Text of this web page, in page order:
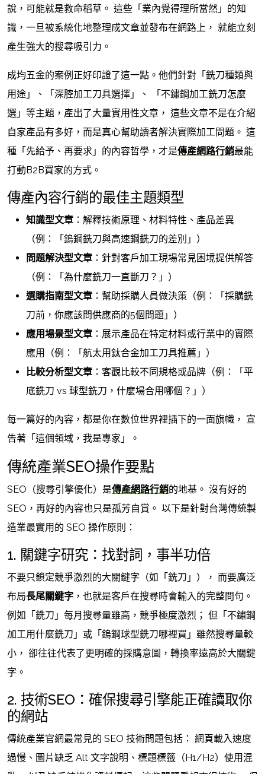
說，可能就是救命稻草。 這些「業內覺得理所當然」的知
識，一旦被系統化地整理成文章並發布在網路上， 就能立刻
產生強大的搜尋吸引力。
成均五金的案例正好印證了這一點。他們針對「銑刀種類與
用途」、「深腔加工刀具選擇」、 「不鏽鋼加工銑刀怎麼
選」等主題，產出了大量實用性文章， 這些文章不是在介紹
自家產品有多好，而是真心幫助讀者解決實際加工問題。 這
種「先給予、再要求」的內容哲學，才是傳產網路行銷最能
打動B2B買家的方式。
傳產內容行銷的最佳主題類型
知識型文章 ：解釋技術原理、材料特性、產品差異
（例：「鎢鋼銑刀與高速鋼銑刀的差別」）
問題解決型文章 ：針對客戶加工現場常見困境提供解答
（例：「為什麼銑刀一直斷刀？」）
選購指南型文章 ：幫助採購人員做決策（例：「採購銑
刀前，你應該問供應商的5個問題」）
應用場景型文章 ：展示產品在特定材料或行業中的實際
應用（例：「航太用鈦合金加工刀具推薦」）
比較分析型文章 ：客觀比較不同規格或品牌（例：「平
底銑刀 vs 球型銑刀，什麼場合用哪個？」）
每一篇好的內容，都是你在數位世界裡插下的一面旗幟， 宣
告著「這個領域，我是專家」。
傳統產業SEO操作要點
SEO（搜尋引擎優化）是傳產網路行銷的地基。 沒有好的
SEO，再好的內容也只是孤芳自賞。 以下是針對台灣傳統製
造業最實用的 SEO 操作原則：
1. 關鍵字研究：找對詞，事半功倍
不要只鎖定競爭激烈的大關鍵字（如「銑刀」）， 而要廣泛
布局長尾關鍵字 ，也就是客戶在搜尋時會輸入的完整問句。
例如「銑刀」每月搜尋量雖高，競爭極度激烈； 但「不鏽鋼
加工用什麼銑刀」或「鎢鋼球型銑刀哪裡買」雖然搜尋量較
小， 卻往往代表了更明確的採購意圖，轉換率遠高於大關鍵
字。
2. 技術SEO：確保搜尋引擎能正確讀取你
的網站
傳統產業官網最常見的 SEO 技術問題包括： 網頁載入速度
過慢、圖片缺乏 Alt 文字說明、標題標籤（H1/H2）使用混